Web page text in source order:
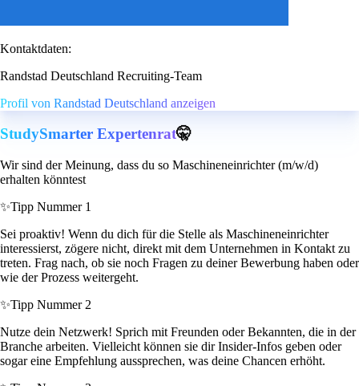
Kontaktdaten:
Randstad Deutschland Recruiting-Team
Profil von Randstad Deutschland anzeigen
StudySmarter Expertenrat🤫
Wir sind der Meinung, dass du so Maschineneinrichter (m/w/d)
erhalten könntest
✨Tipp Nummer 1
Sei proaktiv! Wenn du dich für die Stelle als Maschineneinrichter
interessierst, zögere nicht, direkt mit dem Unternehmen in Kontakt zu
treten. Frag nach, ob sie noch Fragen zu deiner Bewerbung haben oder
wie der Prozess weitergeht.
✨Tipp Nummer 2
Nutze dein Netzwerk! Sprich mit Freunden oder Bekannten, die in der
Branche arbeiten. Vielleicht können sie dir Insider-Infos geben oder
sogar eine Empfehlung aussprechen, was deine Chancen erhöht.